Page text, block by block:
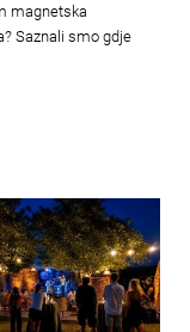
magnetska
Saznali smo gdje